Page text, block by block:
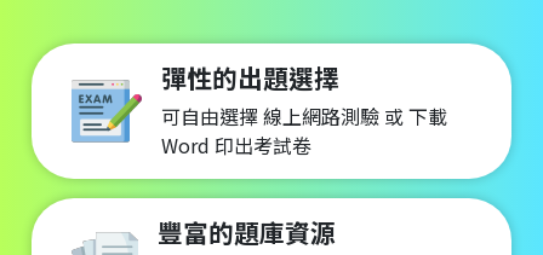
彈性的出題選擇
可自由選擇 線上網路測驗 或 下載
Word 印出考試卷
豐富的題庫資源